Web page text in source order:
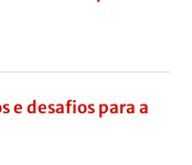
e desafios para a